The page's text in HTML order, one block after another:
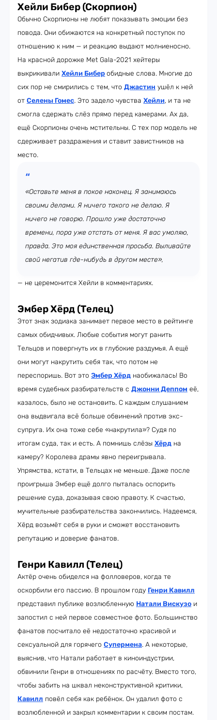
Хейли Бибер (Скорпион)
Обычно Скорпионы не любят показывать эмоции без
повода. Они обижаются на конкретный поступок по
отношению к ним — и реакцию выдают молниеносно.
На красной дорожке Met Gala-2021 хейтеры
выкрикивали Хейли Бибер обидные слова. Многие до
сих пор не смирились с тем, что Джастин ушёл к ней
от Селены Гомес. Это задело чувства Хейли, и та не
смогла сдержать слёз прямо перед камерами. Ах да,
ещё Скорпионы очень мстительны. С тех пор модель не
сдерживает раздражения и ставит завистников на
место.
«Оставьте меня в покое наконец. Я занимаюсь
своими делами. Я ничего такого не делаю. Я
ничего не говорю. Прошло уже достаточно
времени, пора уже отстать от меня. Я вас умоляю,
правда. Это моя единственная просьба. Выливайте
свой негатив где-нибудь в другом месте»,
— не церемонится Хейли в комментариях.
Эмбер Хёрд (Телец)
Этот знак зодиака занимает первое место в рейтинге
самых обидчивых. Любые события могут ранить
Тельцов и повергнуть их в глубокие раздумья. А ещё
они могут накрутить себя так, что потом не
переспоришь. Вот это Эмбер Хёрд наобижалась! Во
время судебных разбирательств с Джонни Деппом её,
казалось, было не остановить. С каждым слушанием
она выдвигала всё больше обвинений против экс-
супруга. Их она тоже себе «накрутила»? Судя по
итогам суда, так и есть. А помнишь слёзы Хёрд на
камеру? Королева драмы явно переигрывала.
Упрямства, кстати, в Тельцах не меньше. Даже после
проигрыша Эмбер ещё долго пыталась оспорить
решение суда, доказывая свою правоту. К счастью,
мучительные разбирательства закончились. Надеемся,
Хёрд возьмёт себя в руки и сможет восстановить
репутацию и доверие фанатов.
Генри Кавилл (Телец)
Актёр очень обиделся на фолловеров, когда те
оскорбили его пассию. В прошлом году Генри Кавилл
представил публике возлюбленную Натали Вискузо и
запостил с ней первое совместное фото. Большинство
фанатов посчитало её недостаточно красивой и
сексуальной для горячего Супермена. А некоторые,
выяснив, что Натали работает в киноиндустрии,
обвинили Генри в отношениях по расчёту. Вместо того,
чтобы забить на шквал неконструктивной критики,
Кавилл повёл себя как ребёнок. Он удалил фото с
возлюбленной и закрыл комментарии к своим постам.